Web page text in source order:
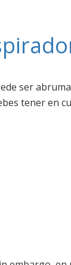
ser
tener en